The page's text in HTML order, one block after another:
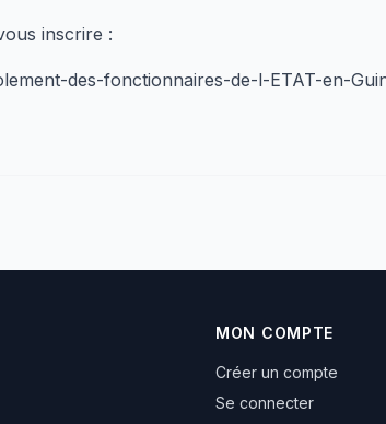
inscrire :
des-fonctionnaires-de-l-ETAT-en-
MON COMPTE
Créer un compte
Se connecter